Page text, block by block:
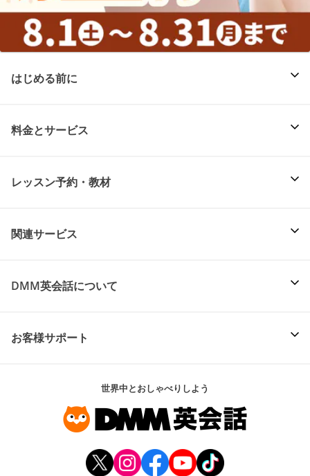
はじめる前に
料金とサービス
レッスン予約・教材
関連サービス
DMM英会話について
お客様サポート
世界中とおしゃべりしよう